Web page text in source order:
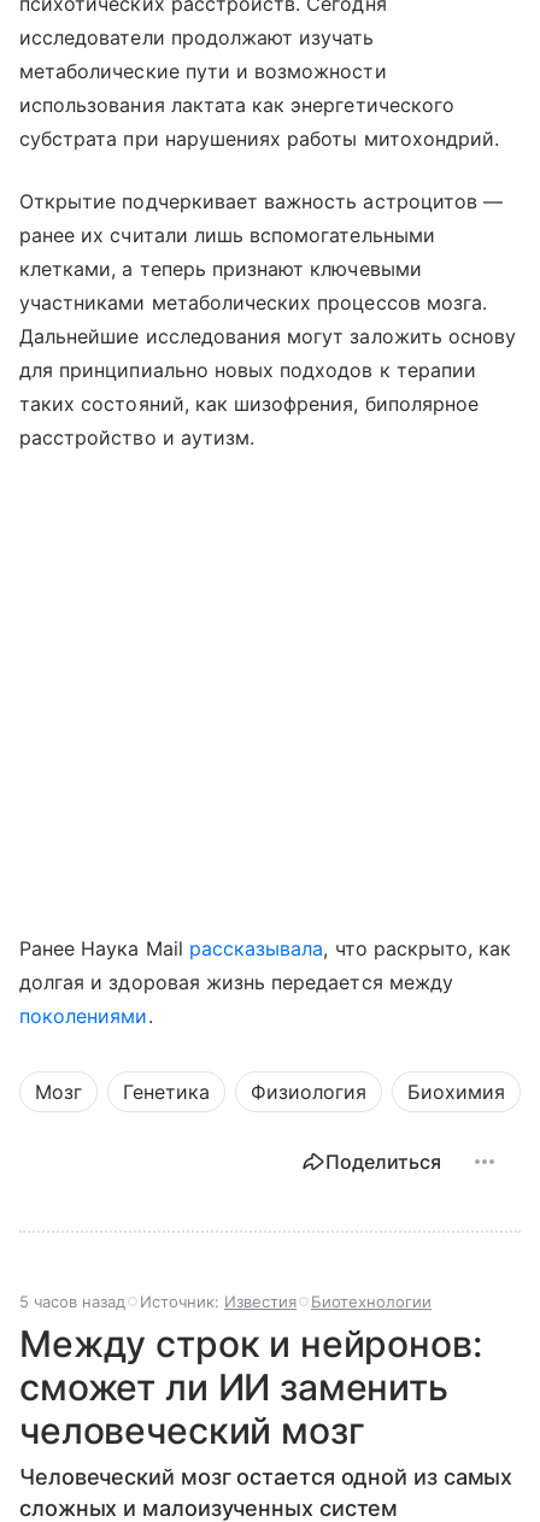
исследователи продолжают изучать
метаболические пути и возможности
использования лактата как энергетического
субстрата при нарушениях работы митохондрий.
Открытие подчеркивает важность астроцитов —
ранее их считали лишь вспомогательными
клетками, а теперь признают ключевыми
участниками метаболических процессов мозга.
Дальнейшие исследования могут заложить основу
для принципиально новых подходов к терапии
таких состояний, как шизофрения, биполярное
расстройство и аутизм.
Ранее Наука Mail рассказывала, что раскрыто, как
долгая и здоровая жизнь передается между
поколениями.
Мозг Генетика Физиология Биохимия
Поделиться
5 часов назад Источник: Известия Биотехнологии
Между строк и нейронов:
сможет ли ИИ заменить
человеческий мозг
Человеческий мозг остается одной из самых
сложных и малоизученных систем